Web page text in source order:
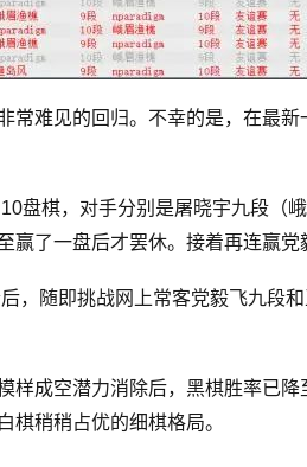
常难见的回归。不幸的是，在最
盘棋，对手分别是屠晓宇九段（
了一盘后才罢休。接着再连赢党
，随即挑战网上常客党毅飞九段
成空潜力消除后，黑棋胜率已
棋稍稍占优的细棋格局。